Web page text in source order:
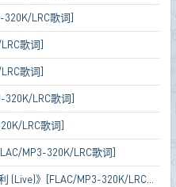
LRC歌词]
歌词]
歌词]
LRC歌词]
LRC歌词]
MP3-320K/LRC歌词]
》[FLAC/MP3-320K/LRC歌词]